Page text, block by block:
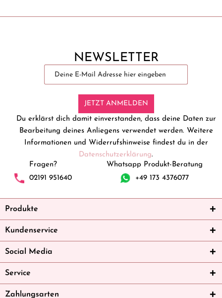
NEWSLETTER
JETZT ANMELDEN
Du erklärst dich damit einverstanden, dass deine Daten zur
Bearbeitung deines Anliegens verwendet werden. Weitere
Informationen und Widerrufshinweise findest du in der
Datenschutzerklärung.
Fragen?
02191 951640
Whatsapp Produkt-Beratung
+49 173 4376077
Produkte
Kundenservice
Social Media
Service
Zahlungsarten